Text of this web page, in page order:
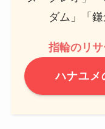
ダム」「
指輪のリ
ハナユメ